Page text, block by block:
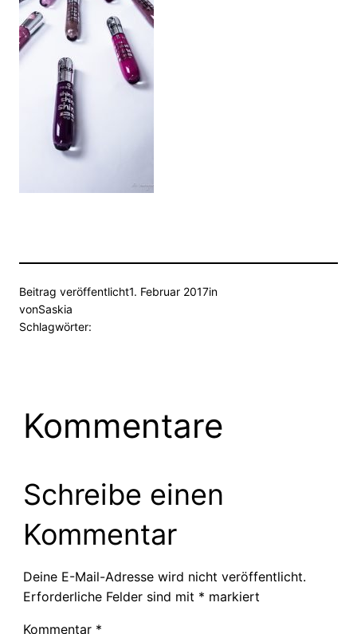
Beitrag veröffentlicht1. Februar 2017in
vonSaskia
Schlagwörter:
Kommentare
Schreibe einen
Kommentar
Deine E-Mail-Adresse wird nicht veröffentlicht.
Erforderliche Felder sind mit * markiert
Kommentar *